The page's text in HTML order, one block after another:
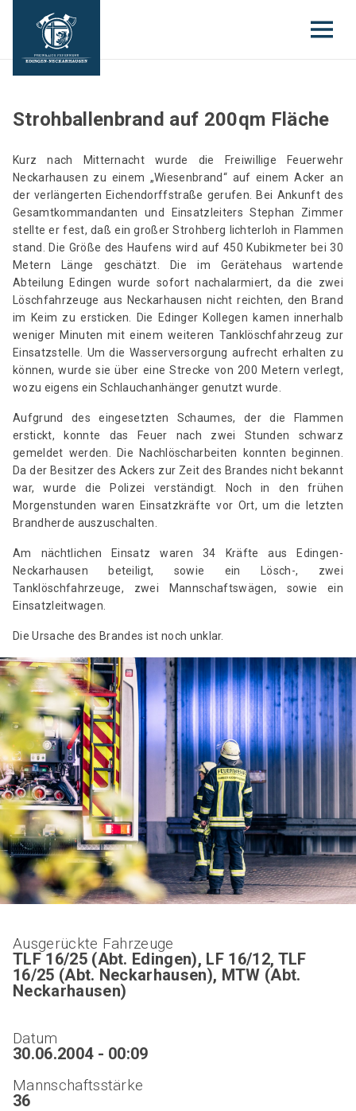
Strohballenbrand auf 200qm Fläche
Kurz nach Mitternacht wurde die Freiwillige Feuerwehr
Neckarhausen zu einem „Wiesenbrand“ auf einem Acker an
der verlängerten Eichendorffstraße gerufen. Bei Ankunft des
Gesamtkommandanten und Einsatzleiters Stephan Zimmer
stellte er fest, daß ein großer Strohberg lichterloh in Flammen
stand. Die Größe des Haufens wird auf 450 Kubikmeter bei 30
Metern Länge geschätzt. Die im Gerätehaus wartende
Abteilung Edingen wurde sofort nachalarmiert, da die zwei
Löschfahrzeuge aus Neckarhausen nicht reichten, den Brand
im Keim zu ersticken. Die Edinger Kollegen kamen innerhalb
weniger Minuten mit einem weiteren Tanklöschfahrzeug zur
Einsatzstelle. Um die Wasserversorgung aufrecht erhalten zu
können, wurde sie über eine Strecke von 200 Metern verlegt,
wozu eigens ein Schlauchanhänger genutzt wurde.
Aufgrund des eingesetzten Schaumes, der die Flammen
erstickt, konnte das Feuer nach zwei Stunden schwarz
gemeldet werden. Die Nachlöscharbeiten konnten beginnen.
Da der Besitzer des Ackers zur Zeit des Brandes nicht bekannt
war, wurde die Polizei verständigt. Noch in den frühen
Morgenstunden waren Einsatzkräfte vor Ort, um die letzten
Brandherde auszuschalten.
Am nächtlichen Einsatz waren 34 Kräfte aus Edingen-
Neckarhausen beteiligt, sowie ein Lösch-, zwei
Tanklöschfahrzeuge, zwei Mannschaftswägen, sowie ein
Einsatzleitwagen.
Die Ursache des Brandes ist noch unklar.
Ausgerückte Fahrzeuge
TLF 16/25 (Abt. Edingen), LF 16/12, TLF
16/25 (Abt. Neckarhausen), MTW (Abt.
Neckarhausen)
Datum
30.06.2004 - 00:09
Mannschaftsstärke
36